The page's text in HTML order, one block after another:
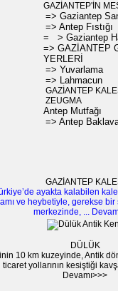
GAZİANTEP'İN
=> Gaziantep
=> Antep Fıstığı
= > Gaziantep
=> GAZİANTEP
YERLERİ
=> Yuvarlama
=> Lahmacun
GAZİANTEP
ZEUGMA
Antep Mutfağı
=> Antep
GAZİANTEP
ayakta kalabilen
ve heybetiyle, gerekse
merkezinde, ...
DÜLÜK
10 km kuzeyinde, Antik
yollarının kesiştiği
Devamı>>>